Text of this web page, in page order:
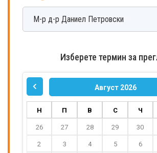
М-р д-р Даниел Петровски
Изберете термин за
Август 2026
Н П В С Ч
26 27 28 29 30
2 3 4 5 6